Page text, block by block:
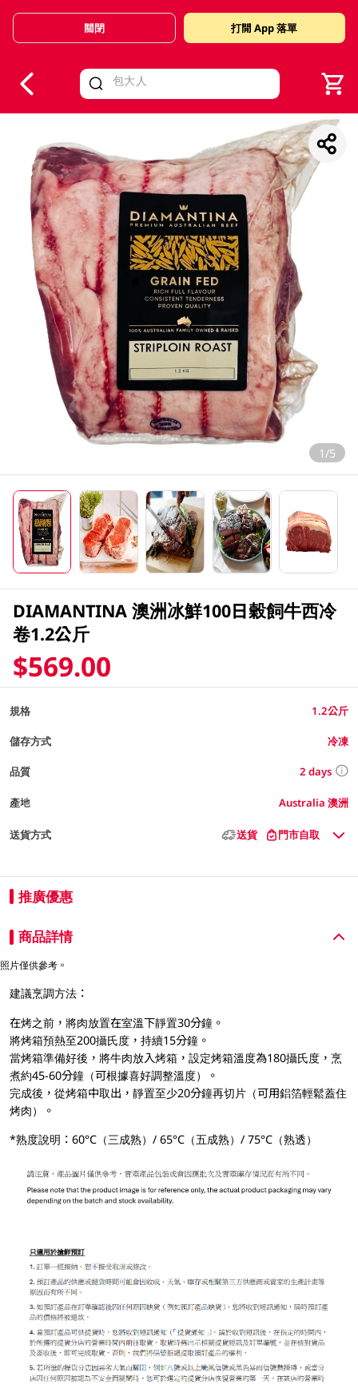
Valid Until 30 June 2026
關閉 打開 App 落單
1/5
DIAMANTINA 澳洲冰鮮100日穀飼牛西冷
卷1.2公斤
$569.00
規格 1.2公斤
儲存方式 冷凍
品質 2 days
產地 Australia 澳洲
送貨方式 送貨 門市自取
推廣優惠
商品詳情
照片僅供參考。
建議烹調方法：
在烤之前，將肉放置在室溫下靜置30分鐘。
將烤箱預熱至200攝氏度，持續15分鐘。
當烤箱準備好後，將牛肉放入烤箱，設定烤箱溫度為180攝氏度，烹
煮約45-60分鐘（可根據喜好調整溫度）。
完成後，從烤箱中取出，靜置至少20分鐘再切片（可用鋁箔輕鬆蓋住
烤肉）。
*熟度說明：60°C（三成熟）/ 65°C（五成熟）/ 75°C（熟透）